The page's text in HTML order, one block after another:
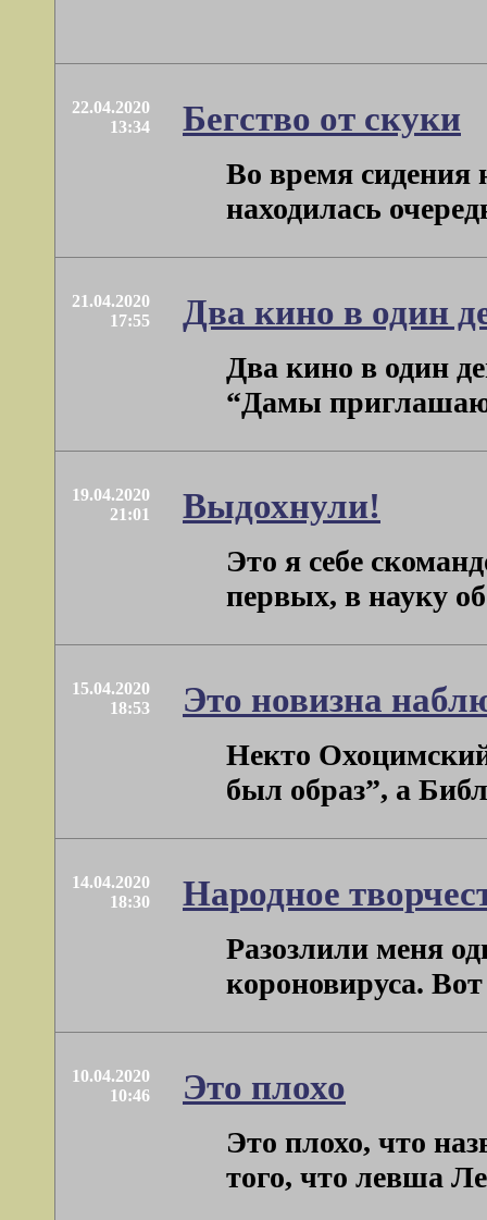
22.04.2020
13:34
Бегство от скуки
Во время сидения
находилась
21.04.2020
17:55
Два кино в один
Два кино в один
“Дамы
19.04.2020
21:01
Выдохнули!
Это я себе
первых, в науку
15.04.2020
18:53
Это новизна
Некто
был образ”, а
14.04.2020
18:30
Народное
Разозлили меня
короновируса.
10.04.2020
10:46
Это плохо
Это плохо, что
того, что левша